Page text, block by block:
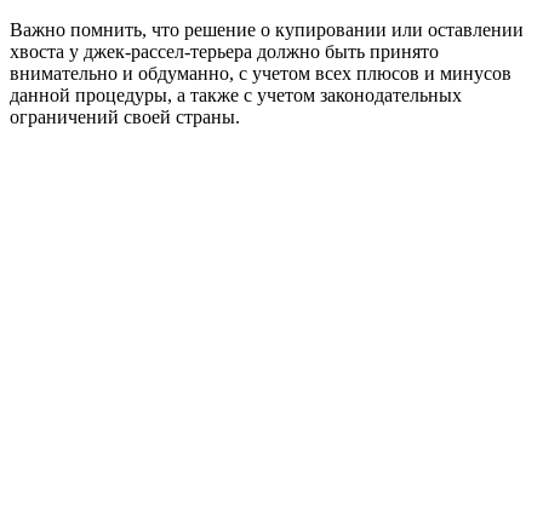
Важно помнить, что решение о купировании или оставлении
хвоста у джек-рассел-терьера должно быть принято
внимательно и обдуманно, с учетом всех плюсов и минусов
данной процедуры, а также с учетом законодательных
ограничений своей страны.